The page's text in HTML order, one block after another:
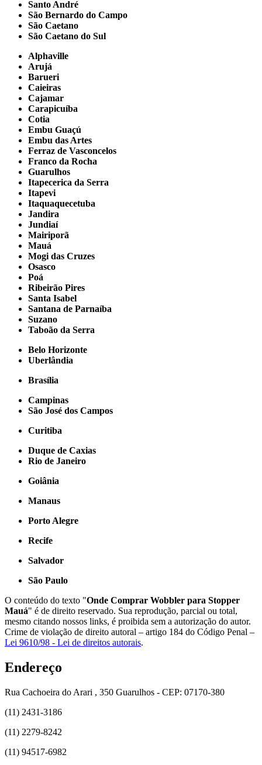
Santo André
São Bernardo do Campo
São Caetano
São Caetano do Sul
Alphaville
Arujá
Barueri
Caieiras
Cajamar
Carapicuíba
Cotia
Embu Guaçú
Embu das Artes
Ferraz de Vasconcelos
Franco da Rocha
Guarulhos
Itapecerica da Serra
Itapevi
Itaquaquecetuba
Jandira
Jundiaí
Mairiporã
Mauá
Mogi das Cruzes
Osasco
Poá
Ribeirão Pires
Santa Isabel
Santana de Parnaíba
Suzano
Taboão da Serra
Belo Horizonte
Uberlândia
Brasília
Campinas
São José dos Campos
Curitiba
Duque de Caxias
Rio de Janeiro
Goiânia
Manaus
Porto Alegre
Recife
Salvador
São Paulo
O conteúdo do texto "Onde Comprar Wobbler para Stopper
Mauá" é de direito reservado. Sua reprodução, parcial ou total,
mesmo citando nossos links, é proibida sem a autorização do autor.
Crime de violação de direito autoral – artigo 184 do Código Penal –
Lei 9610/98 - Lei de direitos autorais.
Endereço
Rua Cachoeira do Arari , 350 Guarulhos - CEP: 07170-380
(11) 2431-3186
(11) 2279-8242
(11) 94517-6982